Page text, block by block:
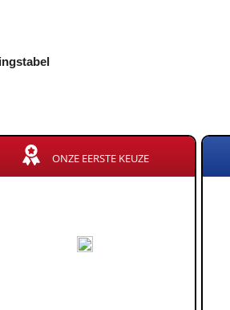
ONZE EERSTE KEUZE